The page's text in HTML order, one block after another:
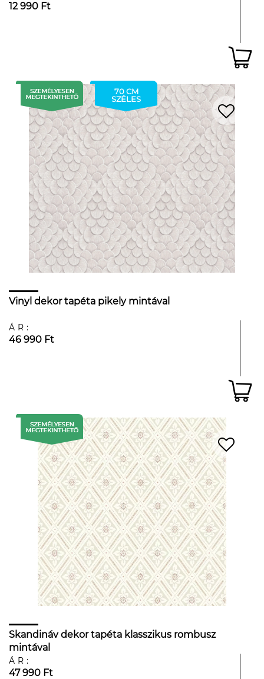
12 990 Ft
70 CM
SZÉLES
Vinyl dekor tapéta pikely mintával
ÁR:
46 990 Ft
Skandináv dekor tapéta klasszikus rombusz
mintával
ÁR:
47 990 Ft